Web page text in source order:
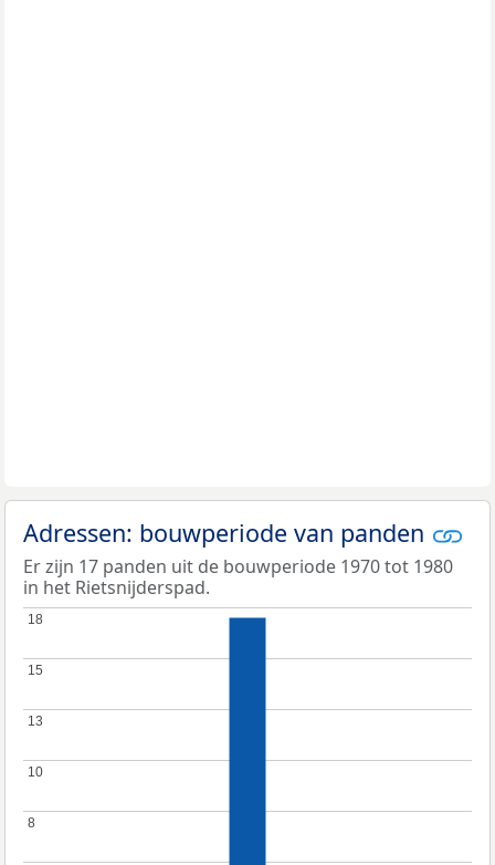
Adressen: bouwperiode van panden
Er zijn 17 panden uit de bouwperiode 1970 tot 1980
in het Rietsnijderspad.
8
8
10
10
13
13
15
15
18
18